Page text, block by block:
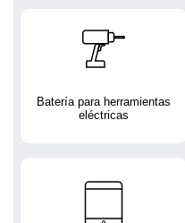
Batería para herramientas
eléctricas